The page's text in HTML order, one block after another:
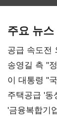
주요 뉴스
공급 속도전
리모델링' 제
송영길 측 "
총선 지휘 못
이 대통령 "
진실 밝혀야"
주택공급 '동
'금융복합기